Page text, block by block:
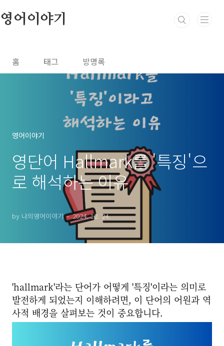
영어이야기
홈 태그 방명록
영어이야기
영단어 Hallmark를 '특징'으
로 해석하는 이유
by 나의영어이야기 2024. 12. 24.
'hallmark'라는 단어가 어떻게 '특징'이라는 의미로
발전하게 되었는지 이해하려면, 이 단어의 어원과 역
사적 배경을 살펴보는 것이 중요합니다.